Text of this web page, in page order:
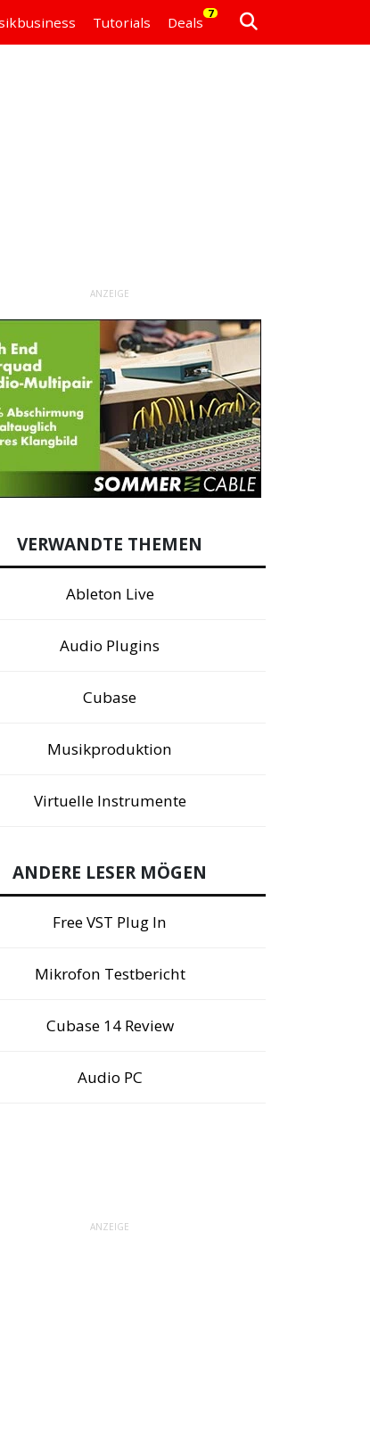
Tutorials Deals
7
ANZEIGE
VERWANDTE THEMEN
Ableton Live
Audio Plugins
Cubase
Musikproduktion
Virtuelle Instrumente
ANDERE LESER MÖGEN
Free VST Plug In
Mikrofon Testbericht
Cubase 14 Review
Audio PC
ANZEIGE